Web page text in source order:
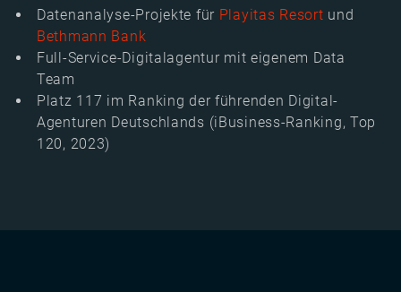
Datenanalyse-Projekte für Playitas Resort und
Bethmann Bank
Full-Service-Digitalagentur mit eigenem Data
Team
Platz 117 im Ranking der führenden Digital-
Agenturen Deutschlands (iBusiness-Ranking, Top
120, 2023)